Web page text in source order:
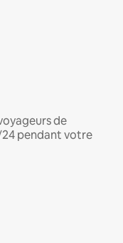
de
pendant votre